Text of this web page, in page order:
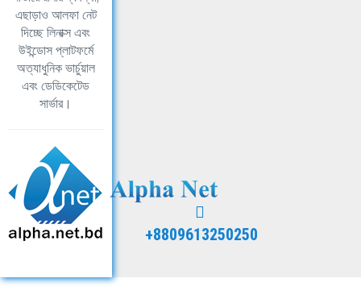
এছাড়াও আলফা নেট
দিচ্ছে লিনাক্স এবং
উইন্ডোস প্লাটফর্মে
অত্যাধুনিক ভার্চুয়াল
এবং ডেডিকেটেড
সার্ভার।
+8809613250250